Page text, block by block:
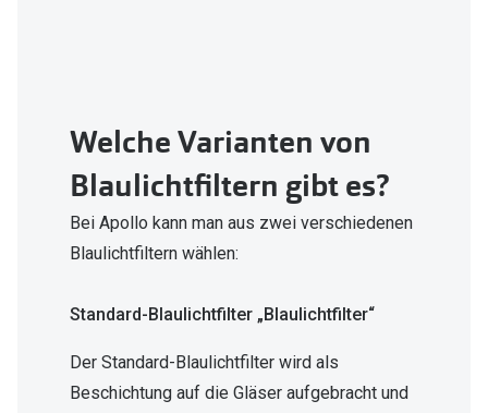
Welche Varianten von
Blaulichtfiltern gibt es?
Bei Apollo kann man aus zwei verschiedenen
Blaulichtfiltern wählen:
Standard-Blaulichtfilter „Blaulichtfilter“
Der Standard-Blaulichtfilter wird als
Beschichtung auf die Gläser aufgebracht und